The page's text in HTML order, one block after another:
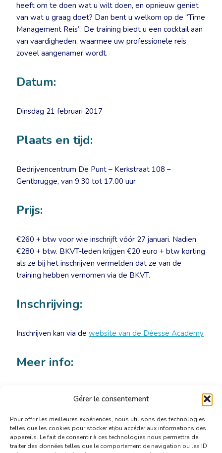
Gérer le consentement
Pour offrir les meilleures expériences, nous utilisons des technologies
telles que les cookies pour stocker et/ou accéder aux informations des
appareils. Le fait de consentir à ces technologies nous permettra de
traiter des données telles que le comportement de navigation ou les ID
heeft om te doen wat u wilt doen, en opnieuw geniet
van wat u graag doet? Dan bent u welkom op de “Time
Management Reis”. De training biedt u een cocktail aan
van vaardigheden, waarmee uw professionele reis
zoveel aangenamer wordt.
Datum:
Dinsdag 21 februari 2017
Plaats en tijd:
Bedrijvencentrum De Punt – Kerkstraat 108 –
Gentbrugge, van 9.30 tot 17.00 uur
Prijs:
€260 + btw voor wie inschrijft vóór 27 januari. Nadien
€280 + btw. BKVT-leden krijgen €20 euro + btw korting
als ze bij het inschrijven vermelden dat ze van de
training hebben vernomen via de BKVT.
Inschrijving:
Inschrijven kan via de website van de Déesse Academy
Meer info: